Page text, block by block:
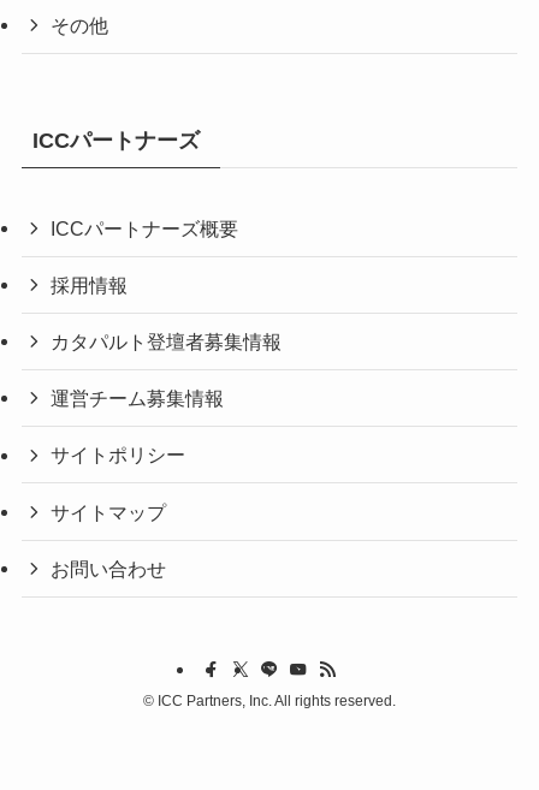
その他
ICCパートナーズ
ICCパートナーズ概要
採用情報
カタパルト登壇者募集情報
運営チーム募集情報
サイトポリシー
サイトマップ
お問い合わせ
© ICC Partners, Inc. All rights reserved.